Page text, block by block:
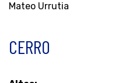
Mateo Urrutia
CERRO